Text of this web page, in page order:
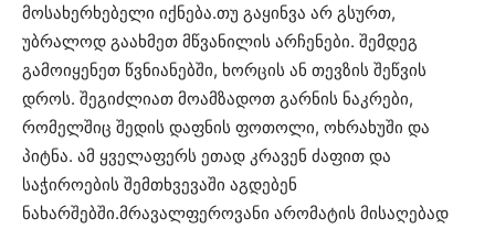
მოსახერხებელი იქნება.თუ გაყინვა არ გსურთ,
უბრალოდ გაახმეთ მწვანილის არჩენები. შემდეგ
გამოიყენეთ წვნიანებში, ხორცის ან თევზის შეწვის
დროს. შეგიძლიათ მოამზადოთ გარნის ნაკრები,
რომელშიც შედის დაფნის ფოთოლი, ოხრახუში და
პიტნა. ამ ყველაფერს ეთად კრავენ ძაფით და
საჭიროების შემთხვევაში აგდებენ
ნახარშებში.მრავალფეროვანი არომატის მისაღებად